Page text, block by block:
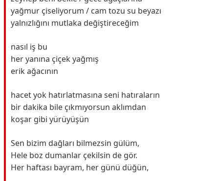
yağmur çiseliyorum / cam tozu su beyazı
yalnızlığını mutlaka değiştireceğim
nasıl iş bu
her yanına çiçek yağmış
erik ağacının
hacet yok hatırlatmasına seni hatıraların
bir dakika bile çıkmıyorsun aklımdan
koşar gibi yürüyüşün
Sen bizim dağları bilmezsin gülüm,
Hele boz dumanlar çekilsin de gör.
Her haftası bayram, her günü düğün,